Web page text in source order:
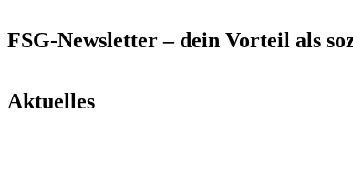
FSG-Newsletter – dein Vorteil als
Aktuelles